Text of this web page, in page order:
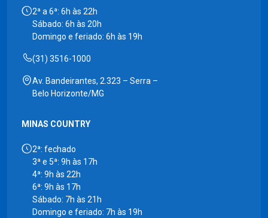
2ª a 6ª: 6h às 22h
Sábado: 6h às 20h
Domingo e feriado: 6h às 19h
(31) 3516-1000
Av. Bandeirantes, 2.323 – Serra –
Belo Horizonte/MG
MINAS COUNTRY
2ª: fechado
3ª e 5ª: 9h às 17h
4ª: 9h às 22h
6ª: 9h às 17h
Sábado: 7h às 21h
Domingo e feriado: 7h às 19h